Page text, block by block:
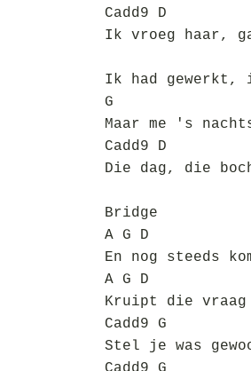
Cadd9 D
Ik vroeg haar,
Ik had gewerkt,
G
Maar me 's
Cadd9 D
Die dag, die
Bridge
A G D
En nog steeds
A G D
Kruipt die
Cadd9 G
Stel je was